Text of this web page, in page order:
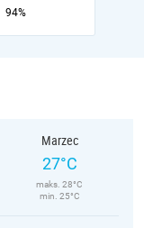
94%
Marzec
27°C
maks. 28°C
min. 25°C